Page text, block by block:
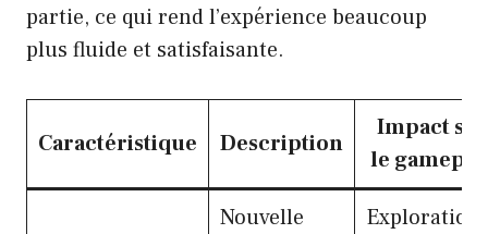
partie, ce qui rend l’expérience beaucoup
plus fluide et satisfaisante.
Caractéristique Description
Impact sur
le
Nouvelle
Exploration